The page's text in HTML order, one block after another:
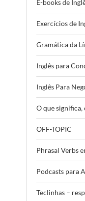
E-books de
Exercícios de
Gramática da
Inglês para
Inglês Para
O que significa,
OFF-TOPIC
Phrasal Verbs
Podcasts para
Teclinhas –